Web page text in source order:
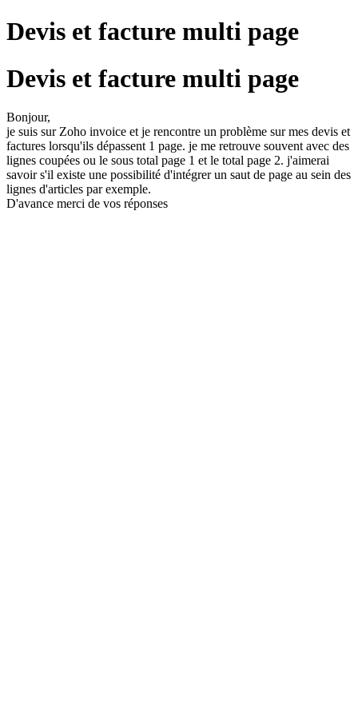
Devis et facture multi page
Devis et facture multi page
Bonjour,
je suis sur Zoho invoice et je rencontre un problème sur mes devis et
factures lorsqu'ils dépassent 1 page. je me retrouve souvent avec des
lignes coupées ou le sous total page 1 et le total page 2. j'aimerai
savoir s'il existe une possibilité d'intégrer un saut de page au sein des
lignes d'articles par exemple.
D'avance merci de vos réponses